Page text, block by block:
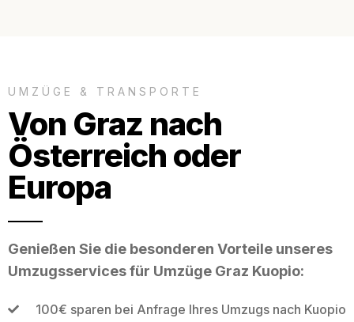
UMZÜGE & TRANSPORTE
Von Graz nach
Österreich oder
Europa
Genießen Sie die besonderen Vorteile unseres
Umzugsservices für Umzüge Graz Kuopio:
100€ sparen bei Anfrage Ihres Umzugs nach Kuopio